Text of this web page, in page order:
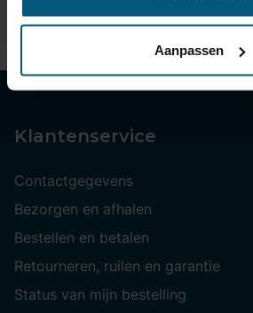
Aanpassen
Klantenservice
Contactgegevens
Bezorgen en afhalen
Bestellen en betalen
Retourneren, ruilen en garantie
Status van mijn bestelling